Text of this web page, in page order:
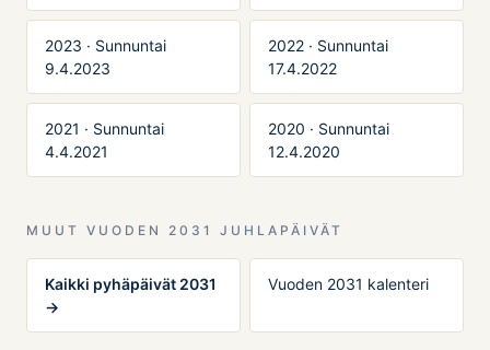
2023 · Sunnuntai
9.4.2023
2022 · Sunnuntai
17.4.2022
2021 · Sunnuntai
4.4.2021
2020 · Sunnuntai
12.4.2020
MUUT VUODEN 2031 JUHLAPÄIVÄT
Kaikki pyhäpäivät 2031
→
Vuoden 2031 kalenteri